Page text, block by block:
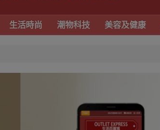
生活時尚 潮物科技 美容及健康